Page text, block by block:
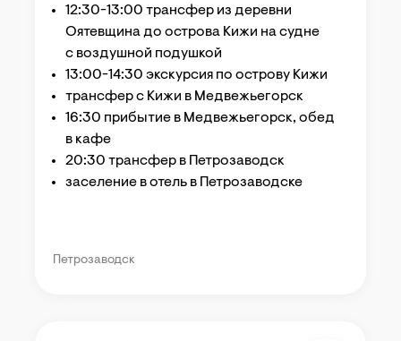
12:30-13:00 трансфер из деревни
Оятевщина до острова Кижи на судне
с воздушной подушкой
13:00-14:30 экскурсия по острову Кижи
трансфер с Кижи в Медвежьегорск
16:30 прибытие в Медвежьегорск, обед
в кафе
20:30 трансфер в Петрозаводск
заселение в отель в Петрозаводске
Петрозаводск